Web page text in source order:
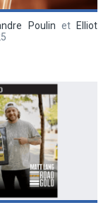
Poulin et
Elliot